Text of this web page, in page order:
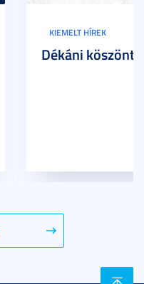
KIEMELT HÍREK
Dékáni köszöntő